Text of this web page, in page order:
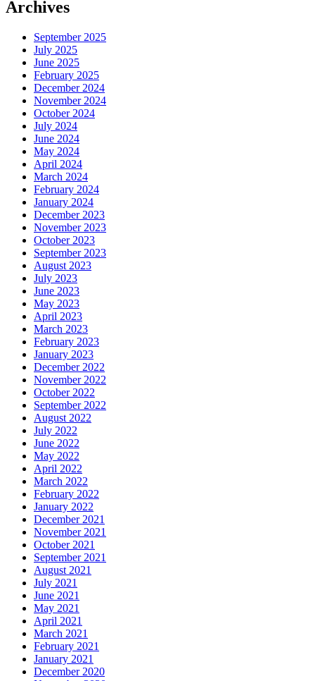
Archives
September 2025
July 2025
June 2025
February 2025
December 2024
November 2024
October 2024
July 2024
June 2024
May 2024
April 2024
March 2024
February 2024
January 2024
December 2023
November 2023
October 2023
September 2023
August 2023
July 2023
June 2023
May 2023
April 2023
March 2023
February 2023
January 2023
December 2022
November 2022
October 2022
September 2022
August 2022
July 2022
June 2022
May 2022
April 2022
March 2022
February 2022
January 2022
December 2021
November 2021
October 2021
September 2021
August 2021
July 2021
June 2021
May 2021
April 2021
March 2021
February 2021
January 2021
December 2020